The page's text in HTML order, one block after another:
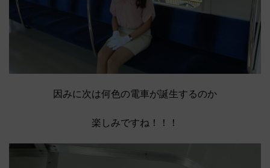
因みに次は何色の電車が誕生するのか
楽しみですね！！！